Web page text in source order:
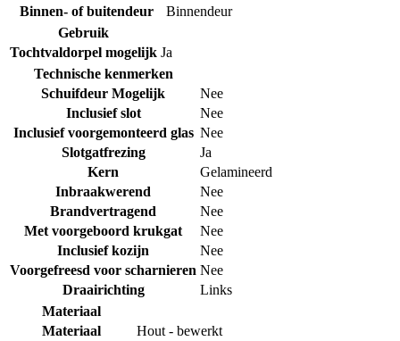
Binnen- of buitendeur
Binnendeur
Gebruik
Tochtvaldorpel mogelijk Ja
Technische kenmerken
Schuifdeur Mogelijk
Nee
Inclusief slot
Nee
Inclusief voorgemonteerd glas Nee
Slotgatfrezing
Ja
Kern
Gelamineerd
Inbraakwerend
Nee
Brandvertragend
Nee
Met voorgeboord krukgat
Nee
Inclusief kozijn
Nee
Voorgefreesd voor scharnieren Nee
Draairichting
Links
Materiaal
Materiaal
Hout - bewerkt